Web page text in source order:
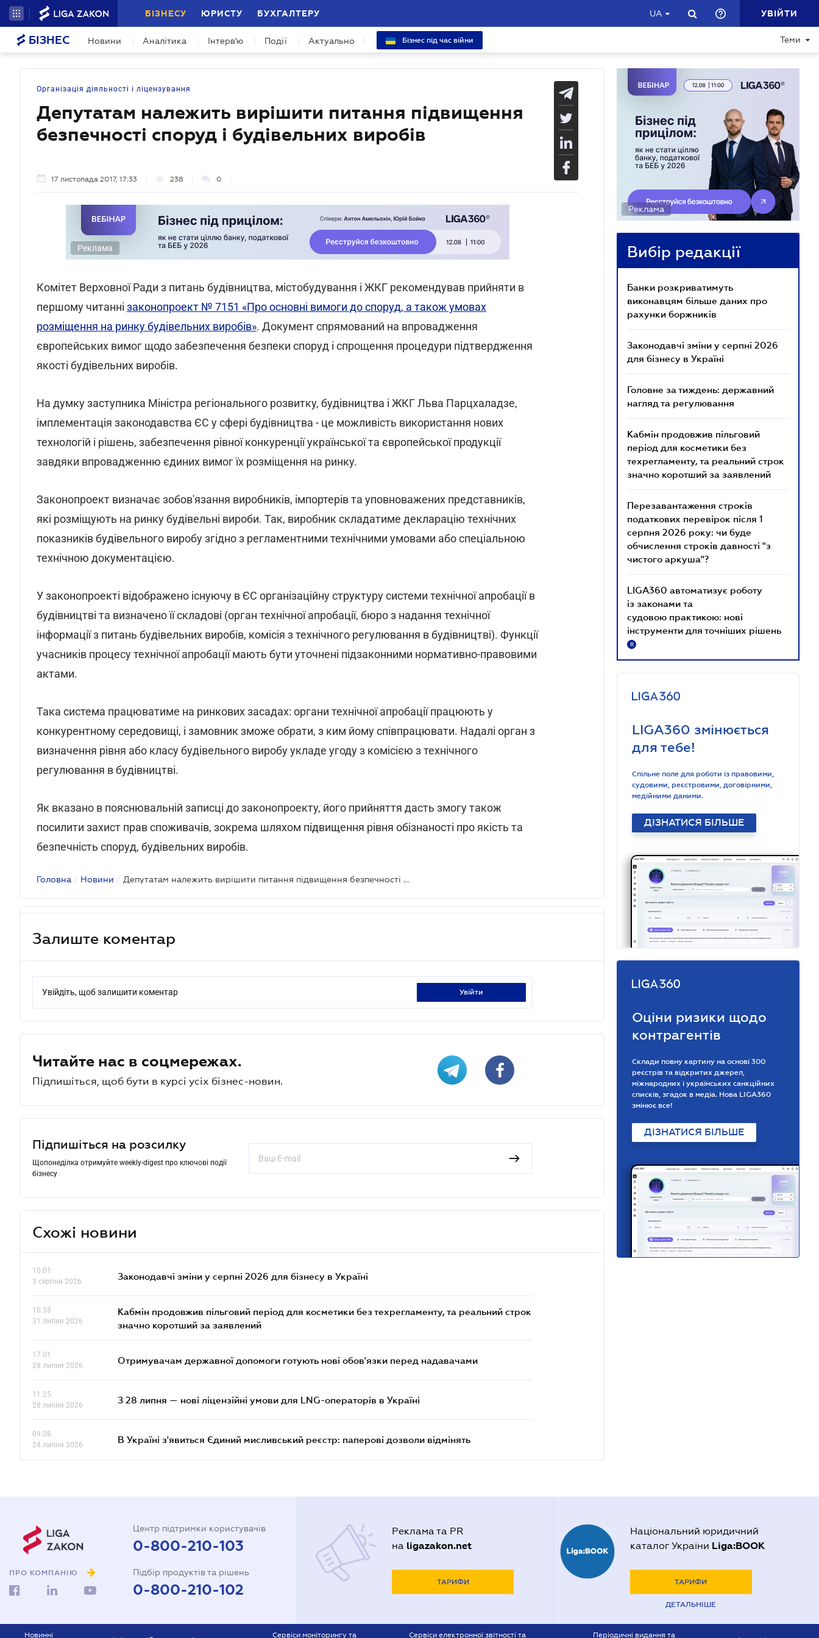
БІЗНЕСУ ЮРИСТУ БУХГАЛТЕРУ UA УВІЙТИ
БІЗНЕС Новини Аналітика Інтерв'ю Події Актуально Бізнес під час війни Теми
Організація діяльності і ліцензування
Депутатам належить вирішити питання підвищення
безпечності споруд і будівельних виробів
17 листопада 2017, 17:33 238 0
Реклама
Комітет Верховної Ради з питань будівництва, містобудування і ЖКГ рекомендував прийняти в
першому читанні законопроект № 7151 «Про основні вимоги до споруд, а також умовах
розміщення на ринку будівельних виробів». Документ спрямований на впровадження
європейських вимог щодо забезпечення безпеки споруд і спрощення процедури підтвердження
якості будівельних виробів.
На думку заступника Міністра регіонального розвитку, будівництва і ЖКГ Льва Парцхаладзе,
імплементація законодавства ЄС у сфері будівництва - це можливість використання нових
технологій і рішень, забезпечення рівної конкуренції української та європейської продукції
завдяки впровадженню єдиних вимог їх розміщення на ринку.
Законопроект визначає зобов'язання виробників, імпортерів та уповноважених представників,
які розміщують на ринку будівельні вироби. Так, виробник складатиме декларацію технічних
показників будівельного виробу згідно з регламентними технічними умовами або спеціальною
технічною документацією.
У законопроекті відображено існуючу в ЄС організаційну структуру системи технічної апробації в
будівництві та визначено її складові (орган технічної апробації, бюро з надання технічної
інформації з питань будівельних виробів, комісія з технічного регулювання в будівництві). Функції
учасників процесу технічної апробації мають бути уточнені підзаконними нормативно-правовими
актами.
Така система працюватиме на ринкових засадах: органи технічної апробації працюють у
конкурентному середовищі, і замовник зможе обрати, з ким йому співпрацювати. Надалі орган з
визначення рівня або класу будівельного виробу укладе угоду з комісією з технічного
регулювання в будівництві.
Як вказано в пояснювальній записці до законопроекту, його прийняття дасть змогу також
посилити захист прав споживачів, зокрема шляхом підвищення рівня обізнаності про якість та
безпечність споруд, будівельних виробів.
Головна / Новини / Депутатам належить вирішити питання підвищення безпечності споруд і будівельних виробів
Залиште коментар
Увійдіть, щоб залишити коментар увійти
Читайте нас в соцмережах.
Підпишіться, щоб бути в курсі усіх бізнес-новин.
Підпишіться на розсилку
Щопонеділка отримуйте weekly-digest про ключові події
бізнесу
Схожі новини
10.01
3 серпня 2026
Законодавчі зміни у серпні 2026 для бізнесу в Україні
10.38
31 липня 2026
Кабмін продовжив пільговий період для косметики без техрегламенту, та реальний строк
значно коротший за заявлений
17.01
28 липня 2026
Отримувачам державної допомоги готують нові обов'язки перед надавачами
11.25
28 липня 2026
З 28 липня — нові ліцензійні умови для LNG-операторів в Україні
09.08
24 липня 2026
В Україні з'явиться Єдиний мисливський реєстр: паперові дозволи відмінять
Реклама
Вибір редакції
Банки розкриватимуть
виконавцям більше даних про
рахунки боржників
Законодавчі зміни у серпні 2026
для бізнесу в Україні
Головне за тиждень: державний
нагляд та регулювання
Кабмін продовжив пільговий
період для косметики без
техрегламенту, та реальний строк
значно коротший за заявлений
Перезавантаження строків
податкових перевірок після 1
серпня 2026 року: чи буде
обчислення строків давності "з
чистого аркуша"?
LIGA360 автоматизує роботу
із законами та
судовою практикою: нові
інструменти для точніших рішень
R
LIGA360 змінюється
для тебе!
Спільне поле для роботи із правовими,
судовими, реєстровими, договірними,
медійними даними.
ДІЗНАТИСЯ БІЛЬШЕ
Оціни ризики щодо
контрагентів
Склади повну картину на основі 300
реєстрів та відкритих джерел,
міжнародних і українських санкційних
списків, згадок в медіа. Нова LIGA360
змінює все!
ДІЗНАТИСЯ БІЛЬШЕ
ПРО КОМПАНІЮ
Центр підтримки користувачів
0-800-210-103
Підбір продуктів та рішень
0-800-210-102
Реклама та PR
на ligazakon.net
ТАРИФИ
Національний юридичний
каталог України Liga:BOOK
ТАРИФИ
ДЕТАЛЬНІШЕ
Новинні Сервіси моніторингу та Сервіси електронної звітності та Періодичні видання та